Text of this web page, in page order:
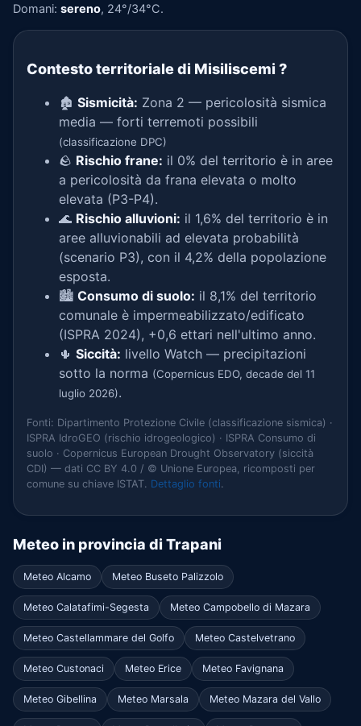
Domani: sereno, 24°/34°C.
Contesto territoriale di Misiliscemi ?
🏚️ Sismicità: Zona 2 — pericolosità sismica
media — forti terremoti possibili
(classificazione DPC)
🪨 Rischio frane: il 0% del territorio è in aree
a pericolosità da frana elevata o molto
elevata (P3-P4).
🌊 Rischio alluvioni: il 1,6% del territorio è in
aree alluvionabili ad elevata probabilità
(scenario P3), con il 4,2% della popolazione
esposta.
🏙️ Consumo di suolo: il 8,1% del territorio
comunale è impermeabilizzato/edificato
(ISPRA 2024), +0,6 ettari nell'ultimo anno.
🌵 Siccità: livello Watch — precipitazioni
sotto la norma (Copernicus EDO, decade del 11
luglio 2026).
Fonti: Dipartimento Protezione Civile (classificazione sismica) ·
ISPRA IdroGEO (rischio idrogeologico) · ISPRA Consumo di
suolo · Copernicus European Drought Observatory (siccità
CDI) — dati CC BY 4.0 / © Unione Europea, ricomposti per
comune su chiave ISTAT. Dettaglio fonti.
Meteo in provincia di Trapani
Meteo Alcamo Meteo Buseto Palizzolo
Meteo Calatafimi-Segesta Meteo Campobello di Mazara
Meteo Castellammare del Golfo Meteo Castelvetrano
Meteo Custonaci Meteo Erice Meteo Favignana
Meteo Gibellina Meteo Marsala Meteo Mazara del Vallo